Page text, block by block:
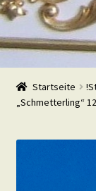
Navigation
Zum
Inhalt
Start
Shop
Warenkorb
Startseite
„Schmetterling“